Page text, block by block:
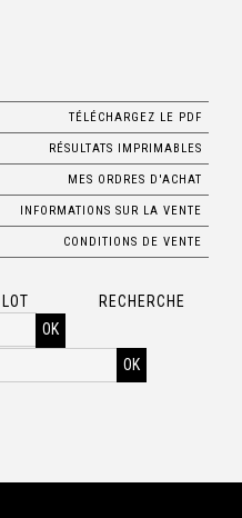
TÉLÉCHARGEZ LE PDF
RÉSULTATS IMPRIMABLES
MES ORDRES D'ACHAT
INFORMATIONS SUR LA VENTE
CONDITIONS DE VENTE
LOT
OK
RECHERCHE